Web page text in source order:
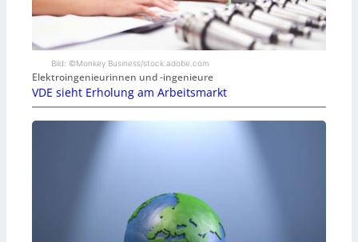
Bild: ©Monkey Business/stock.adobe.com
Elektroingenieurinnen und -ingenieure
VDE sieht Erholung am Arbeitsmarkt